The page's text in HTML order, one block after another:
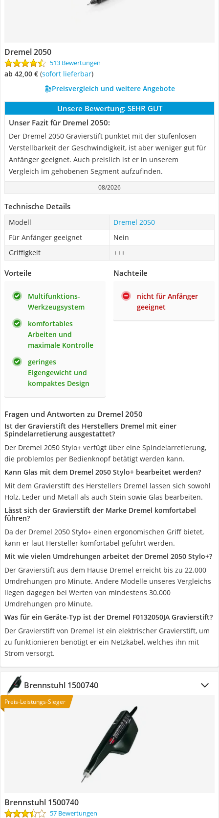
Dremel 2050
513 Bewertungen
ab 42,00 € ( Sofort lieferbar)
Preisvergleich und weitere Angebote
Unsere Bewertung: SEHR GUT
Unser Fazit für Dremel 2050:
Der Dremel 2050 Gravierstift punktet mit der stufenlosen
Verstellbarkeit der Geschwindigkeit, ist aber weniger gut für
Anfänger geeignet. Auch preislich ist er in unserem
Vergleich im gehobenen Segment aufzufinden.
08/2026
Technische Details
Modell
Dremel 2050
Für Anfänger geeignet
Nein
Griffigkeit
+++
Vorteile
Multifunktions-
Werkzeugsystem
komfortables
Arbeiten und
maximale Kontrolle
geringes
Eigengewicht und
kompaktes Design
Nachteile
nicht für Anfänger
geeignet
Fragen und Antworten zu Dremel 2050
Ist der Gravierstift des Herstellers Dremel mit einer
Spindelarretierung ausgestattet?
Der Dremel 2050 Stylo+ verfügt über eine Spindelarretierung,
die problemlos per Bedienknopf betätigt werden kann.
Kann Glas mit dem Dremel 2050 Stylo+ bearbeitet werden?
Mit dem Gravierstift des Herstellers Dremel lassen sich sowohl
Holz, Leder und Metall als auch Stein sowie Glas bearbeiten.
Lässt sich der Gravierstift der Marke Dremel komfortabel
führen?
Da der Dremel 2050 Stylo+ einen ergonomischen Griff bietet,
kann er laut Hersteller komfortabel geführt werden.
Mit wie vielen Umdrehungen arbeitet der Dremel 2050 Stylo+?
Der Gravierstift aus dem Hause Dremel erreicht bis zu 22.000
Umdrehungen pro Minute. Andere Modelle unseres Vergleichs
liegen dagegen bei Werten von mindestens 30.000
Umdrehungen pro Minute.
Was für ein Geräte-Typ ist der Dremel F0132050JA Gravierstift?
Der Gravierstift von Dremel ist ein elektrischer Gravierstift, um
zu funktionieren benötigt er ein Netzkabel, welches ihn mit
Strom versorgt.
Brennstuhl 1500740
Preis-Leistungs-Sieger
Brennstuhl 1500740
57 Bewertungen